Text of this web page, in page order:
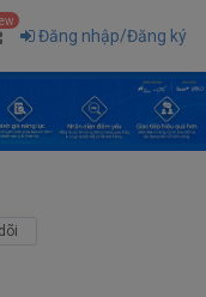
Đăng nhập/Đăng ký